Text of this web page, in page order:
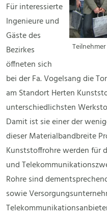
Für interessierte
Ingenieure und
Gäste des
Bezirkes
öffneten sich
bei der Fa. Vogelsang die
am Standort Herten
unterschiedlichsten
Damit ist sie einer der
dieser Materialbandbreite
Kunststoffrohre werden für
und
Rohre sind
sowie